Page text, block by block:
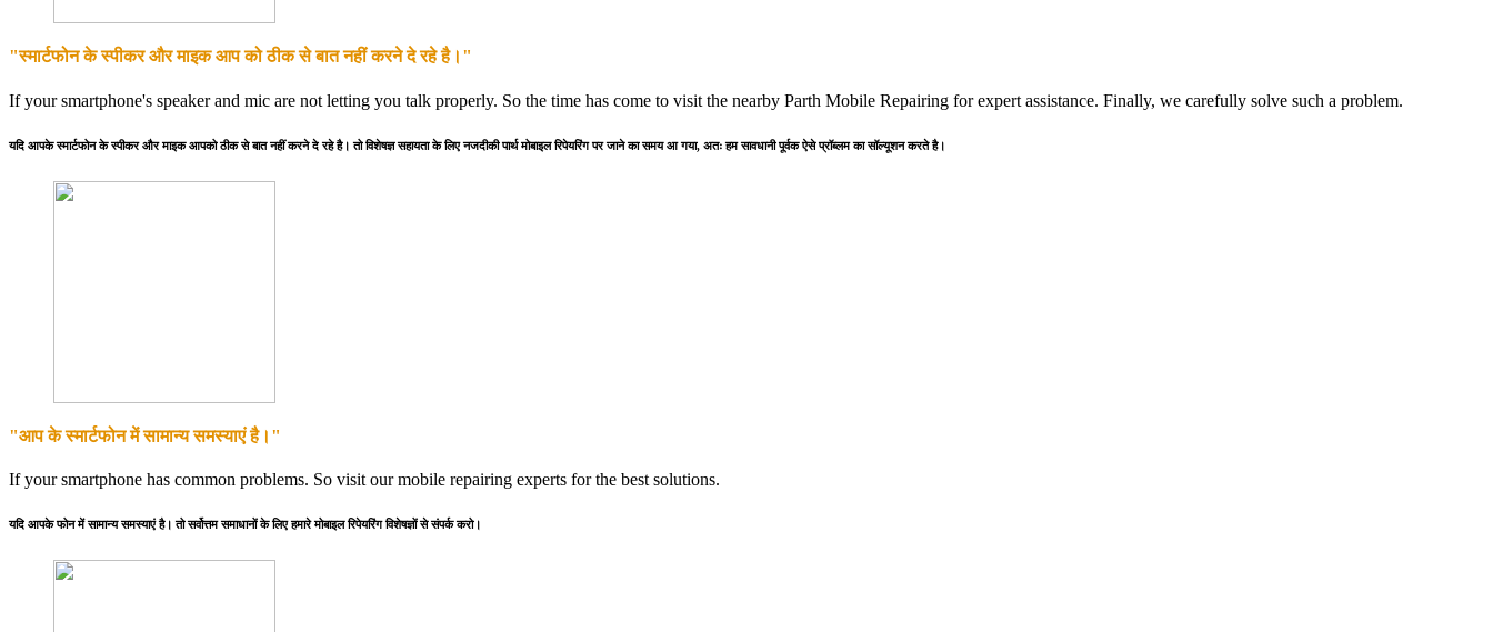
"स्मार्टफोन के स्पीकर और माइक आप को ठीक से बात नहीं करने दे रहे है।"
If your smartphone's speaker and mic are not letting you talk properly. So the time has come to visit the nearby Parth Mobile Repairing for expert assistance. Finally, we carefully solve such a problem.
यदि आपके स्मार्टफोन के स्पीकर और माइक आपको ठीक से बात नहीं करने दे रहे है। तो विशेषज्ञ सहायता के लिए नजदीकी पार्थ मोबाइल रिपेयरिंग पर जाने का समय आ गया, अतः हम सावधानी पूर्वक ऐसे प्रॉब्लम का सॉल्यूशन करते है।
"आप के स्मार्टफोन में सामान्य समस्याएं है।"
If your smartphone has common problems. So visit our mobile repairing experts for the best solutions.
यदि आपके फोन में सामान्य समस्याएं है। तो सर्वोत्तम समाधानों के लिए हमारे मोबाइल रिपेयरिंग विशेषज्ञों से संपर्क करो।